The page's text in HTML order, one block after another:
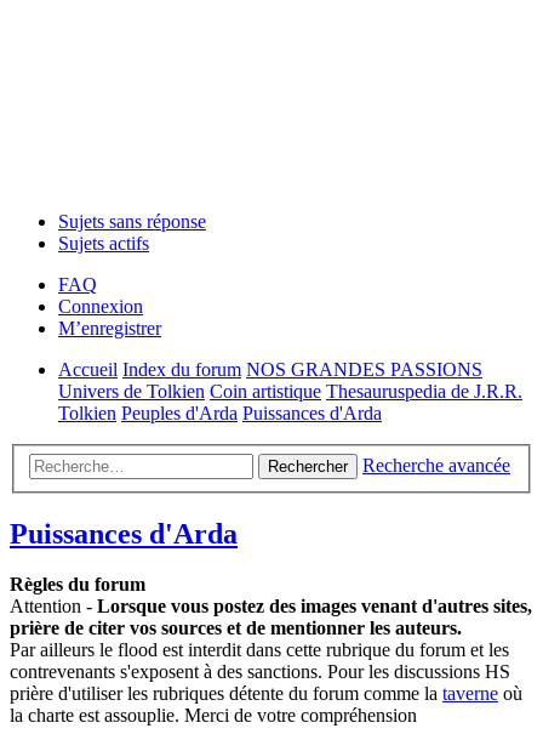
Sujets sans réponse
Sujets actifs
FAQ
Connexion
M’enregistrer
Accueil Index du forum NOS GRANDES PASSIONS
Univers de Tolkien Coin artistique Thesauruspedia de J.R.R.
Tolkien Peuples d'Arda Puissances d'Arda
Rechercher Recherche avancée
Puissances d'Arda
Règles du forum
Attention - Lorsque vous postez des images venant d'autres sites,
prière de citer vos sources et de mentionner les auteurs.
Par ailleurs le flood est interdit dans cette rubrique du forum et les
contrevenants s'exposent à des sanctions. Pour les discussions HS
prière d'utiliser les rubriques détente du forum comme la taverne où
la charte est assouplie. Merci de votre compréhension